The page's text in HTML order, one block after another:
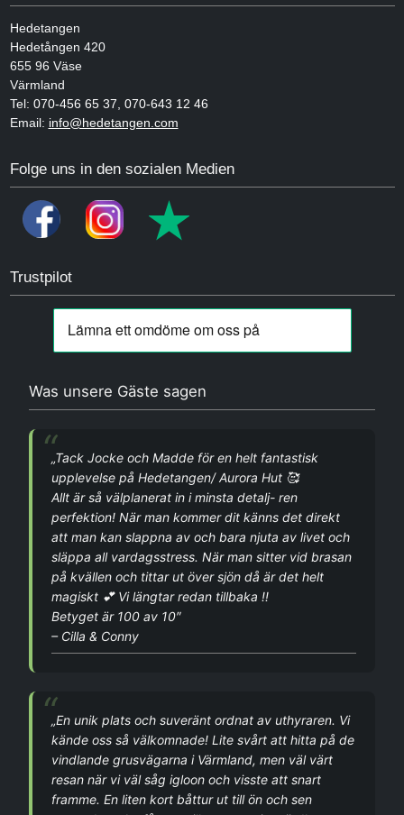
Hedetangen
Hedetången 420
655 96 Väse
Värmland
Tel: 070-456 65 37 070-643 12 46
Email: info@hedetangen.com
Folge uns in den sozialen Medien
Trustpilot
Was unsere Gäste sagen
„Tack Jocke och Madde för en helt fantastisk
upplevelse på Hedetangen/ Aurora Hut 🥰
Allt är så välplanerat in i minsta detalj- ren
perfektion! När man kommer dit känns det direkt
att man kan slappna av och bara njuta av livet och
släppa all vardagsstress. När man sitter vid brasan
på kvällen och tittar ut över sjön då är det helt
magiskt 💕 Vi längtar redan tillbaka !!
Betyget är 100 av 10″
– Cilla & Conny
„En unik plats och suveränt ordnat av uthyraren. Vi
kände oss så välkomnade! Lite svårt att hitta på de
vindlande grusvägarna i Värmland, men väl värt
resan när vi väl såg igloon och visste att snart
framme. En liten kort båttur ut till ön och sen